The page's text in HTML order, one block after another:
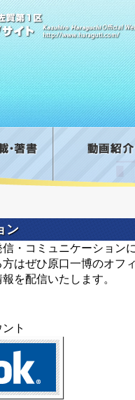
ン
・コミュニケーション
はぜひ原口一博のオフ
を配信いたします。
ト